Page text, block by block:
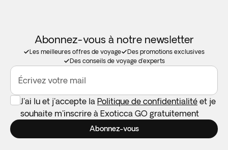
Abonnez-vous à notre newsletter
Les meilleures offres de voyage
Des promotions exclusives
Des conseils de voyage d'experts
Écrivez votre mail
J'ai lu et j'accepte la Politique de confidentialité et je
souhaite m'inscrire à Exoticca GO gratuitement
Abonnez-vous